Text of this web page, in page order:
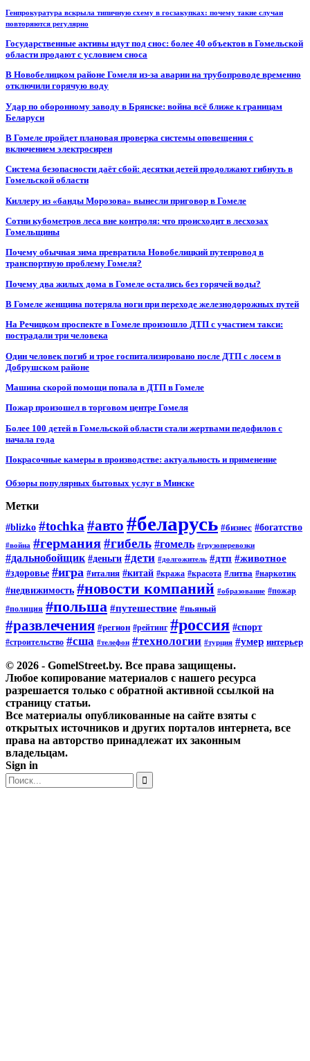
Генпрокуратура вскрыла типичную схему в госзакупках: почему такие случаи
повторяются регулярно
Государственные активы идут под снос: более 40 объектов в Гомельской
области продают с условием сноса
В Новобелицком районе Гомеля из-за аварии на трубопроводе временно
отключили горячую воду
Удар по оборонному заводу в Брянске: война всё ближе к границам
Беларуси
В Гомеле пройдет плановая проверка системы оповещения с
включением электросирен
Система безопасности даёт сбой: десятки детей продолжают гибнуть в
Гомельской области
Киллеру из «банды Морозова» вынесли приговор в Гомеле
Сотни кубометров леса вне контроля: что происходит в лесхозах
Гомельщины
Почему обычная зима превратила Новобелицкий путепровод в
транспортную проблему Гомеля?
Почему два жилых дома в Гомеле остались без горячей воды?
В Гомеле женщина потеряла ноги при переходе железнодорожных путей
На Речицком проспекте в Гомеле произошло ДТП с участием такси:
пострадали три человека
Один человек погиб и трое госпитализировано после ДТП с лосем в
Добрушском районе
Машина скорой помощи попала в ДТП в Гомеле
Пожар произошел в торговом центре Гомеля
Более 100 детей в Гомельской области стали жертвами педофилов с
начала года
Покрасочные камеры в производстве: актуальность и применение
Обзоры популярных бытовых услуг в Минске
Метки
#blizko #tochka #авто #беларусь #бизнес #богатство
#война #германия#гибель #гомель #грузоперевозки
#дальнобойщик #деньги #дети #долгожитель #дтп #животное
#здоровье #игра #италия #китай #кража #красота #литва #наркотик
#недвижимость #новости компаний #образование #пожар
#полиция #польша #путешествие #пьяный
#развлечения #регион #рейтинг #россия #спорт
#строительство #сша #телефон #технологии #турция #умер интерьер
© 2026 - GomelStreet.by. Все права защищены.
Любое копирование материалов с нашего ресурса
разрешается только с обратной активной ссылкой на
страницу статьи.
Все материалы опубликованные на сайте взяты с
открытых источников и других порталов интернета, все
права на авторство принадлежат их законным
владельцам.
Sign in